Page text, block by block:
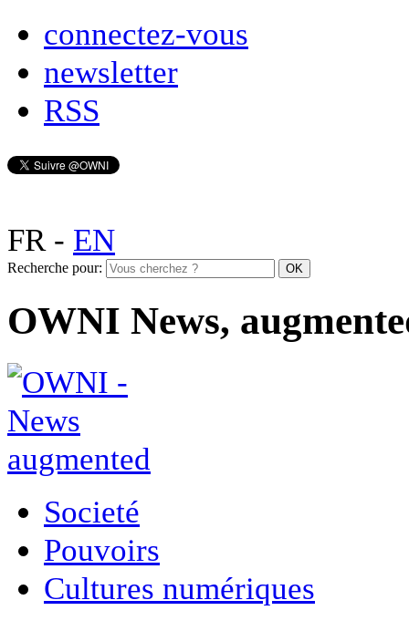
connectez-vous
newsletter
RSS
FR- EN
Recherche pour:
OWNI News,
Societé
Pouvoirs
Cultures numériques